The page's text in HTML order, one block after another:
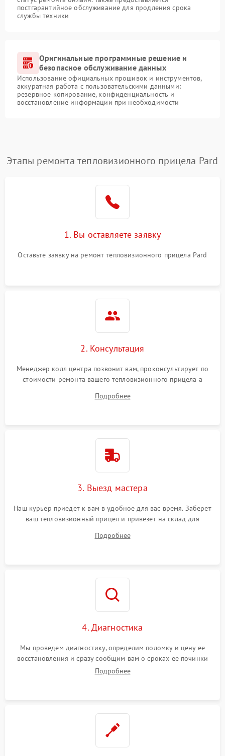
постгарантийное обслуживание для продления срока
службы техники
Оригинальные программные решение и
безопасное обслуживание данных
Использование официальных прошивок и инструментов,
аккуратная работа с пользовательскими данными:
резервное копирование, конфиденциальность и
восстановление информации при необходимости
Этапы ремонта тепловизионного прицела Pard
1. Вы оставляете заявку
Оставьте заявку на ремонт тепловизионного прицела Pard
2. Консультация
Менеджер колл центра позвонит вам, проконсультирует по
стоимости ремонта вашего тепловизионного прицела а
Подробнее
3. Выезд мастера
Наш курьер приедет к вам в удобное для вас время. Заберет
ваш тепловизионный прицел и привезет на склад для
Подробнее
4. Диагностика
Мы проведем диагностику, определим поломку и цену ее
восстановления и сразу сообщим вам о сроках ее починки
Подробнее